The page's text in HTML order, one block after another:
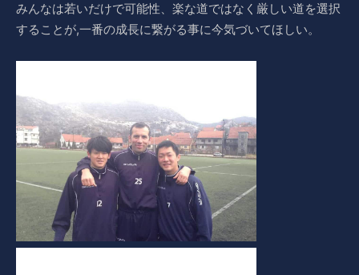
みんなは若いだけで可能性、楽な道ではなく厳しい道を選択
することが,一番の成長に繋がる事に今気づいてほしい。